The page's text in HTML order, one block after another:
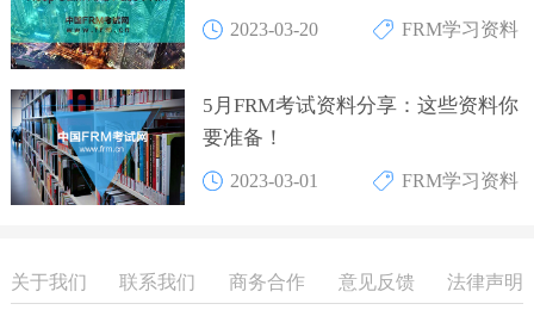
2023-03-20 FRM学习资料
5月FRM考试资料分享：这些资料你
要准备！
2023-03-01 FRM学习资料
关于我们 联系我们 商务合作 意见反馈 法律声明